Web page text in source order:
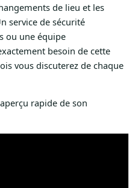
de lieu et les
service de sécurité
ou une équipe
besoin de cette
vous discuterez de chaque
rapide de son